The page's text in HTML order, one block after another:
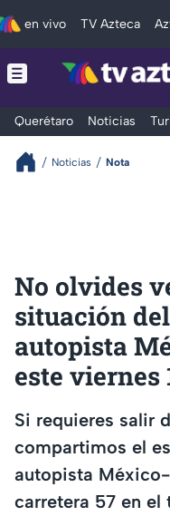
en vivo TV Azteca
Querétaro Noticias
Noticias Nota
No olvides
situación
autopista
este viernes
Si requieres salir
compartimos el
autopista
carretera 57 en el